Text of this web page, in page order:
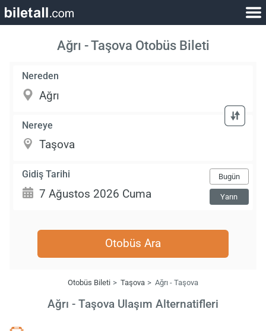
Ağrı - Taşova Otobüs Bileti
Nereden
Nereye
Gidiş Tarihi Bugün
Yarın
Otobüs Ara
Otobüs Bileti Taşova Ağrı - Taşova
Ağrı - Taşova Ulaşım Alternatifleri